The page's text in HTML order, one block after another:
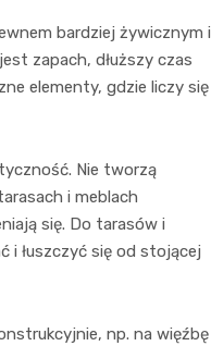
bardziej żywicznym i
zapach, dłuższy czas
elementy, gdzie liczy się
Nie tworzą
i meblach
się. Do tarasów i
i łuszczyć się od stojącej
np. na więźbę